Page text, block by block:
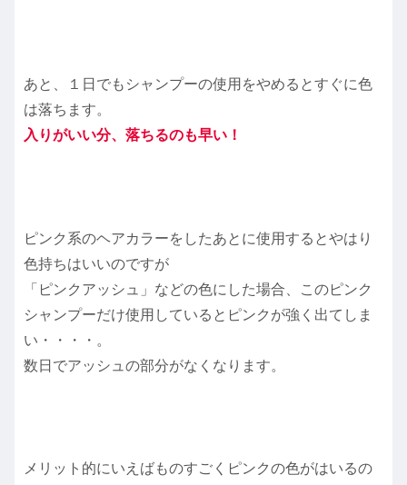
あと、１日でもシャンプーの使用をやめるとすぐに色
は落ちます。
入りがいい分、落ちるのも早い！
ピンク系のヘアカラーをしたあとに使用するとやはり
色持ちはいいのですが
「ピンクアッシュ」などの色にした場合、このピンク
シャンプーだけ使用しているとピンクが強く出てしま
い・・・・。
数日でアッシュの部分がなくなります。
メリット的にいえばものすごくピンクの色がはいるの